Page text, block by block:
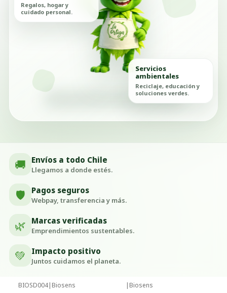
Regalos, hogar y
cuidado personal.
Servicios
ambientales
Reciclaje, educación y
soluciones verdes.
🚚 Envíos a todo Chile
Llegamos a donde estés.
🛡️ Pagos seguros
Webpay, transferencia y más.
🌿 Marcas verificadas
Emprendimientos sustentables.
💚 Impacto positivo
Juntos cuidamos el planeta.
BIOSD004| Biosens | Biosens